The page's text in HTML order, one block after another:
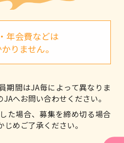
年会費などは
りません。
期間はJA毎によって異なりま
へお問い合わせください。
た場合、募集を締め切る場合
めご了承ください。